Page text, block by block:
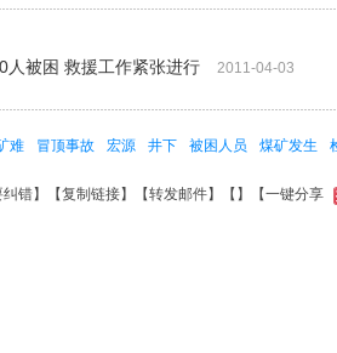
人被困 救援工作紧张进行
2011-04-03
难 冒顶事故 宏源 井下 被困人员 煤矿发生
纠错】【复制链接】【转发邮件】【 】 【一键分享